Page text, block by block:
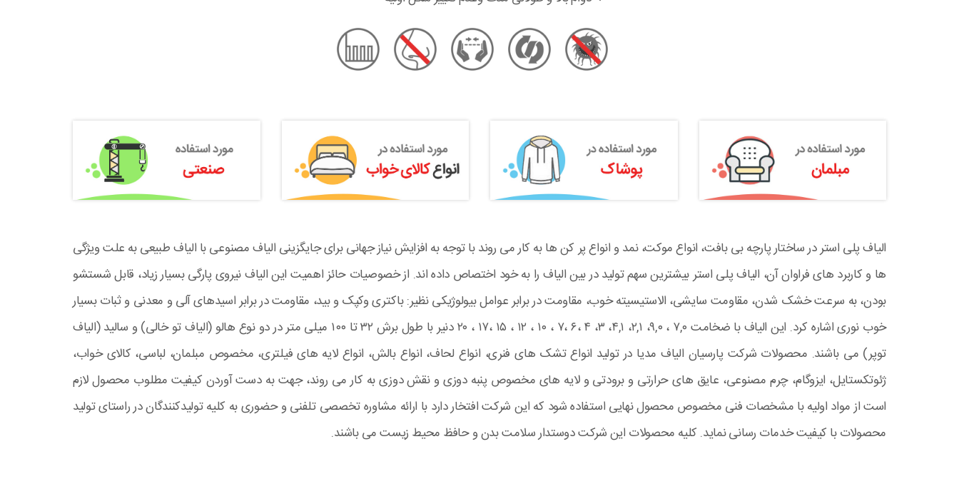
الیاف پلی استر در ساختار پارچه بی بافت، انواع موکت، نمد و انواع پر کن ها به کار می روند با توجه به افزایش نیاز جهانی برای جایگزینی الیاف مصنوعی با الیاف طبیعی به علت ویژگی
ها و کاربرد های فراوان آن، الیاف پلی استر بیشترین سهم تولید در بین الیاف را به خود اختصاص داده اند. از خصوصیات حائز اهمیت این الیاف نیروی پارگی بسیار زیاد، قابل شستشو
بودن، به سرعت خشک شدن، مقاومت سایشی، الاستیسیته خوب، مقاومت در برابر عوامل بیولوژیکی نظیر: باکتری وکپک و بید، مقاومت در برابر اسیدهای آلی و معدنی و ثبات بسیار
خوب نوری اشاره کرد. این الیاف با ضخامت ۷,۰ ، ۹,۰، ۲,۱، ۴,۱، ۳، ۴ ،۶ ،۷ ، ۱۰ ، ۱۲ ، ۱۵ ،۱۷ ، ۲۰ دنیر با طول برش ۳۲ تا ۱۰۰ میلی متر در دو نوع هالو (الیاف تو خالی) و سالید (الیاف
توپر) می باشند. محصولات شرکت پارسیان الیاف مدیا در تولید انواع تشک های فنری، انواع لحاف، انواع بالش، انواع لایه های فیلتری، مخصوص مبلمان، لباسی، کالای خواب،
ژئوتکستایل، ایزوگام، چرم مصنوعی، عایق های حرارتی و برودتی و لایه های مخصوص پنبه دوزی و نقش دوزی به کار می روند، جهت به دست آوردن کیفیت مطلوب محصول لازم
است از مواد اولیه با مشخصات فنی مخصوص محصول نهایی استفاده شود که این شرکت افتخار دارد با ارائه مشاوره تخصصی تلفنی و حضوری به کلیه تولیدکنندگان در راستای تولید
محصولات با کیفیت خدمات رسانی نماید. کلیه محصولات این شرکت دوستدار سلامت بدن و حافظ محیط زیست می باشند.